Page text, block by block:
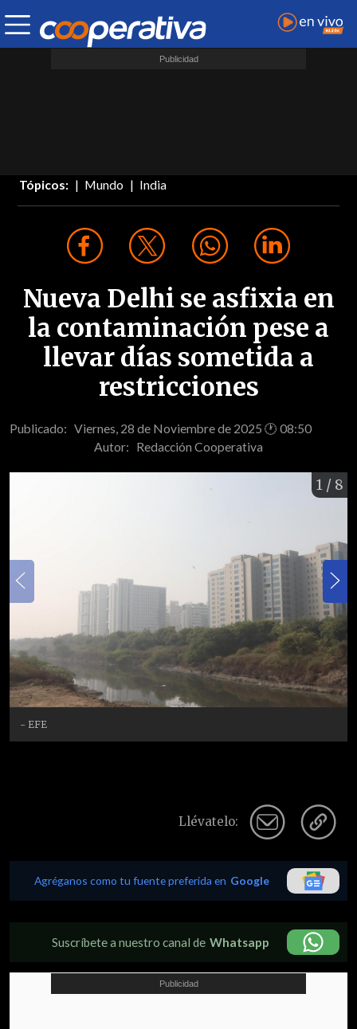
Tópicos: Mundo India
Nueva Delhi se asfixia en
la contaminación pese a
llevar días sometida a
restricciones
Publicado: Viernes, 28 de Noviembre de 2025 🕐 08:50
Autor: Redacción Cooperativa
1 / 8
- EFE
Llévatelo:
Agréganos como tu fuente preferida en Google
Suscríbete a nuestro canal de Whatsapp